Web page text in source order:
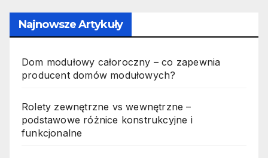
Najnowsze Artykuły
Dom modułowy całoroczny – co zapewnia
producent domów modułowych?
Rolety zewnętrzne vs wewnętrzne –
podstawowe różnice konstrukcyjne i
funkcjonalne